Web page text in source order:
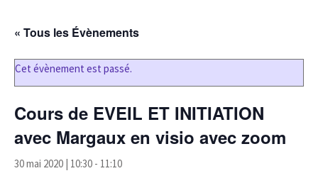
« Tous les Évènements
Cet évènement est passé.
Cours de EVEIL ET INITIATION
avec Margaux en visio avec zoom
30 mai 2020 | 10:30 - 11:10